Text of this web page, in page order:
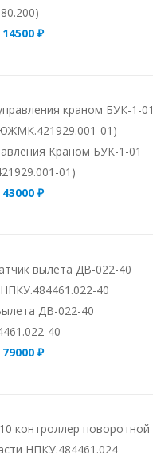
₽
Краном БУК-1-01
01)
₽
ДВ-022-40
40
₽